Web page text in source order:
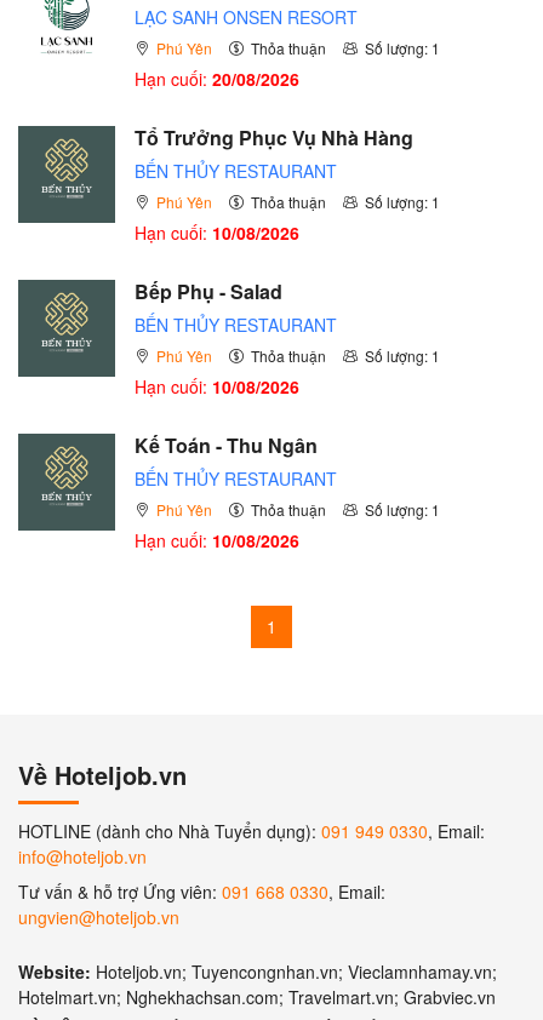
LẠC SANH ONSEN RESORT
Phú Yên Thỏa thuận Số lượng: 1
Hạn cuối: 20/08/2026
Tổ Trưởng Phục Vụ Nhà Hàng
BẾN THỦY RESTAURANT
Phú Yên Thỏa thuận Số lượng: 1
Hạn cuối: 10/08/2026
Bếp Phụ - Salad
BẾN THỦY RESTAURANT
Phú Yên Thỏa thuận Số lượng: 1
Hạn cuối: 10/08/2026
Kế Toán - Thu Ngân
BẾN THỦY RESTAURANT
Phú Yên Thỏa thuận Số lượng: 1
Hạn cuối: 10/08/2026
1
Về Hoteljob.vn
HOTLINE (dành cho Nhà Tuyển dụng): 091 949 0330, Email:
info@hoteljob.vn
Tư vấn & hỗ trợ Ứng viên: 091 668 0330, Email:
ungvien@hoteljob.vn
Website: Hoteljob.vn; Tuyencongnhan.vn; Vieclamnhamay.vn;
Hotelmart.vn; Nghekhachsan.com; Travelmart.vn; Grabviec.vn